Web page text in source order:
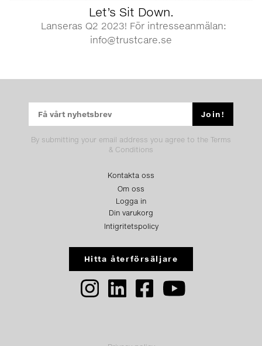
Let’s Sit Down.
Lanseras Q2 2023! För intresseanmälan:
info@trustcare.se
By submitting your email address you agree to the Terms
& Conditions
Kontakta oss
Om oss
Logga in
Din varukorg
Intigritetspolicy
Hitta återförsäljare